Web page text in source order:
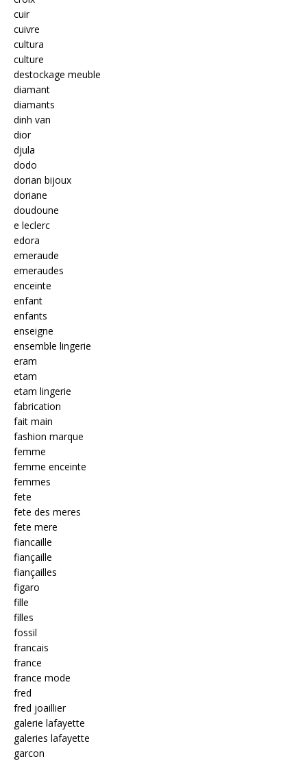
cuir
cuivre
cultura
culture
destockage meuble
diamant
diamants
dinh van
dior
djula
dodo
dorian bijoux
doriane
doudoune
e leclerc
edora
emeraude
emeraudes
enceinte
enfant
enfants
enseigne
ensemble lingerie
eram
etam
etam lingerie
fabrication
fait main
fashion marque
femme
femme enceinte
femmes
fete
fete des meres
fete mere
fiancaille
fiançaille
fiançailles
figaro
fille
filles
fossil
francais
france
france mode
fred
fred joaillier
galerie lafayette
galeries lafayette
garcon